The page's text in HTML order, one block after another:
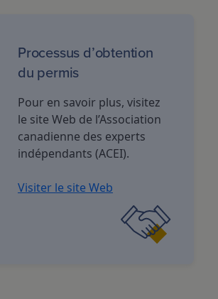
Processus d’obtention
du permis
Pour en savoir plus, visitez
le site Web de l’Association
canadienne des experts
indépendants (ACEI).
Visiter le site Web